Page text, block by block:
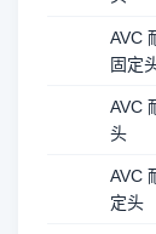
AVC
固定
AVC
头
AVC
定头